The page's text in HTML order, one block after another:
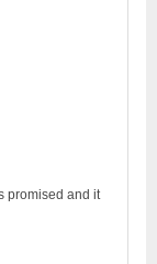
promised and it